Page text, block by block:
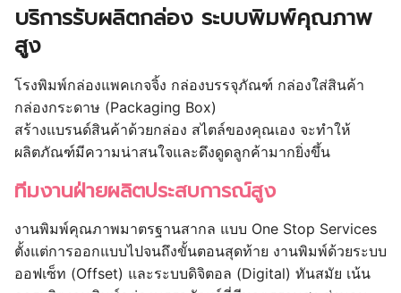
บริการรับผลิตกล่อง ระบบพิมพ์คุณภาพ
สูง
โรงพิมพ์กล่องแพคเกจจิ้ง กล่องบรรจุภัณฑ์ กล่องใส่สินค้า
กล่องกระดาษ (Packaging Box)
สร้างแบรนด์สินค้าด้วยกล่อง สไตล์ของคุณเอง จะทำให้
ผลิตภัณฑ์มีความน่าสนใจและดึงดูดลูกค้ามากยิ่งขึ้น
ทีมงานฝ่ายผลิตประสบการณ์สูง
งานพิมพ์คุณภาพมาตรฐานสากล แบบ One Stop Services
ตั้งแต่การออกแบบไปจนถึงขั้นตอนสุดท้าย งานพิมพ์ด้วยระบบ
ออฟเซ็ท (Offset) และระบบดิจิตอล (Digital) ทันสมัย เน้น